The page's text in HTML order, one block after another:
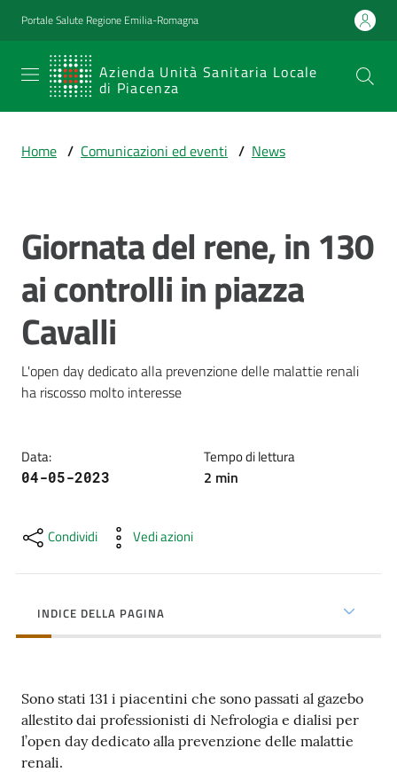
Vai al contenuto
Vai alla navigazione
Vai al footer
Portale Salute Regione Emilia-Romagna
Azienda Unità Sanitaria Locale
di Piacenza
SERVIZIO
SANITARIO
Emilia-
Sanitaria Locale
di Piacenza
Prestazioni
e
percorsi
di
cura
Come
territorio
Studiare
a
Piacenza
Home / Comunicazioni ed eventi / News
Salta al contenuto
Giornata del rene, in 130
ai controlli in piazza
Cavalli
L'open day dedicato alla prevenzione delle malattie renali
ha riscosso molto interesse
Data:
04-05-2023
Tempo di lettura
2 min
Condividi Vedi azioni
INDICE DELLA PAGINA
Sono stati 131 i piacentini che sono passati al gazebo
allestito dai professionisti di Nefrologia e dialisi per
l’open day dedicato alla prevenzione delle malattie
renali.